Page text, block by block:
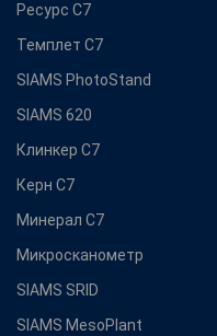
Ресурс С7
Темплет С7
SIAMS PhotoStand
SIAMS 620
Клинкер С7
Керн С7
Минерал С7
Микросканометр
SIAMS SRID
SIAMS MesoPlant